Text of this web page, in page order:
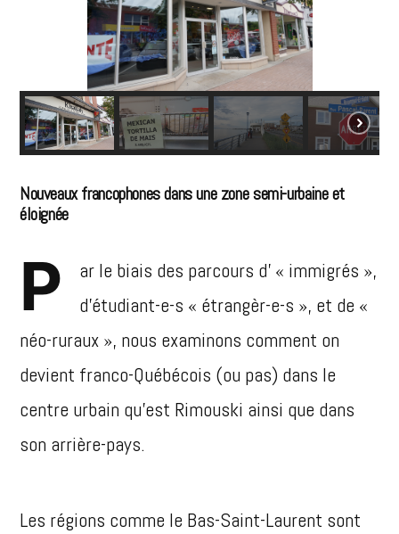
Nouveaux francophones dans une zone semi-urbaine et
éloignée
P
ar le biais des parcours d’ « immigrés »,
d’étudiant-e-s « étrangèr-e-s », et de «
néo-ruraux », nous examinons comment on
devient franco-Québécois (ou pas) dans le
centre urbain qu’est Rimouski ainsi que dans
son arrière-pays.
Les régions comme le Bas-Saint-Laurent sont